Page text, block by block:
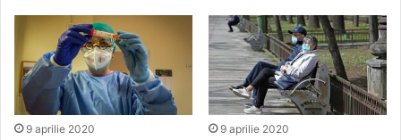
9 aprilie 2020 9 aprilie 2020